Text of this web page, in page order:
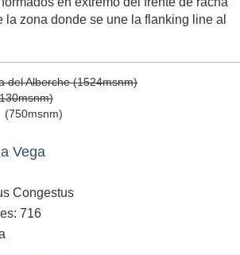
la zona donde se une la flanking line al
del Alberche (1524msnm)
(750msnm)
Vega
Congestus
716